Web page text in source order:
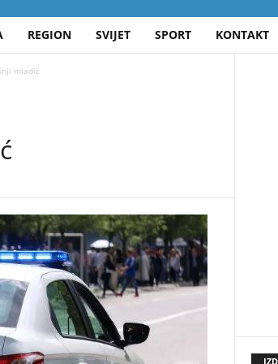
REGION SVIJET SPORT KONTAKT
mladić